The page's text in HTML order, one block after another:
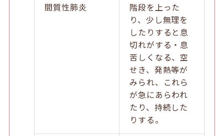
間質性肺炎
階段を上った
り、少し無理を
したりすると息
切れがする・息
苦しくなる、空
せき、発熱等が
みられ、これら
が急にあらわれ
たり、持続した
りする。